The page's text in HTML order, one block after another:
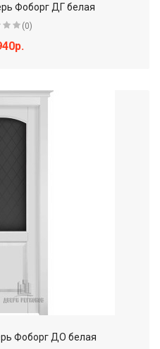
Фоборг ДГ белая
(0)
Фоборг ДО белая